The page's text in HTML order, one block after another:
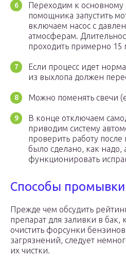
Переходим к основному
помощника запустить
включаем насос с
атмосферам.
проходить примерно 15
Если процесс идет
из выхлопа должен
Можно поменять свечи
В конце отключаем
приводим систему
проверить работу
было сделано, как надо,
функционировать
Способы промывки
Прежде чем обсудить
препарат для заливки в бак,
очистить форсунки
загрязнений, следует
их чистки.